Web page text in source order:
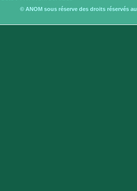
© ANOM sous réserve des droits réservés